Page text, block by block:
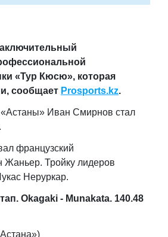
«Тур Кюсю», которая
сообщает Prosports.kz.
«Астаны» Иван Смирнов стал
французский
Жаньер. Тройку лидеров
Неруркар.
Okagaki - Munakata. 140.48